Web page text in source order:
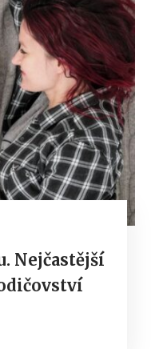
Nejčastější